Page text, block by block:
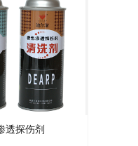
透探伤剂